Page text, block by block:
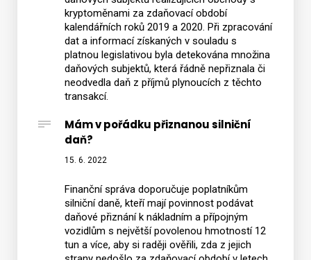
kryptoměnami za zdaňovací období
kalendářních roků 2019 a 2020. Při zpracování
dat a informací získaných v souladu s
platnou legislativou byla detekována množina
daňových subjektů, která řádně nepřiznala či
neodvedla daň z příjmů plynoucích z těchto
transakcí.
Mám v pořádku přiznanou silniční
daň?
15. 6. 2022
Finanční správa doporučuje poplatníkům
silniční daně, kteří mají povinnost podávat
daňové přiznání k nákladním a přípojným
vozidlům s největší povolenou hmotností 12
tun a více, aby si raději ověřili, zda z jejich